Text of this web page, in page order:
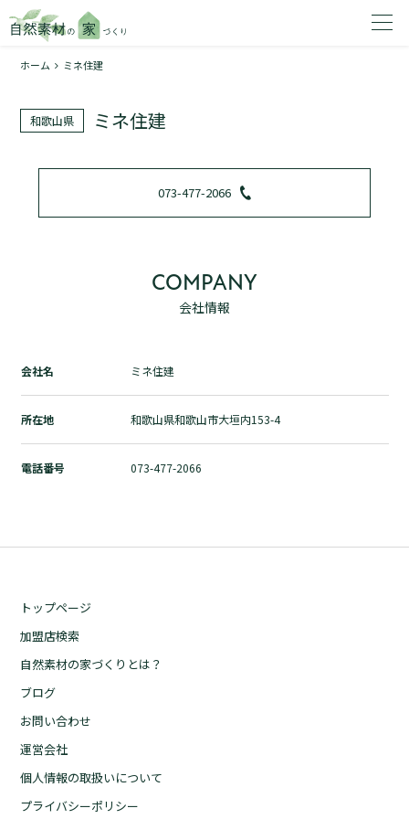
1
トップページ
加盟店検索
自然素材の家づくりとは？
ホーム ミネ住建
和歌山県 ミネ住建
073-477-2066
COMPANY
会社情報
会社名 ミネ住建
所在地 和歌山県和歌山市大垣内153-4
電話番号 073-477-2066
トップページ
加盟店検索
自然素材の家づくりとは？
ブログ
お問い合わせ
運営会社
個人情報の取扱いについて
プライバシーポリシー